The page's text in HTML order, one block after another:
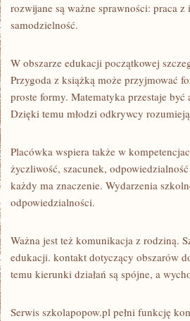
rozwijane są ważne sprawności: praca
samodzielność.
W obszarze edukacji początkowej
Przygoda z książką może przyjmować
proste formy. Matematyka przestaje
Dzięki temu młodzi odkrywcy
Placówka wspiera także w
życzliwość, szacunek,
każdy ma znaczenie. Wydarzenia
odpowiedzialności.
Ważna jest też komunikacja z rodziną.
edukacji. kontakt dotyczący obszarów
temu kierunki działań są spójne, a
Serwis szkolapopow.pl pełni funkcję